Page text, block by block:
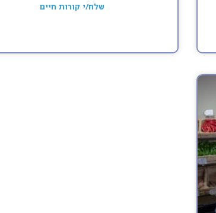
שלח/י קורות חיים